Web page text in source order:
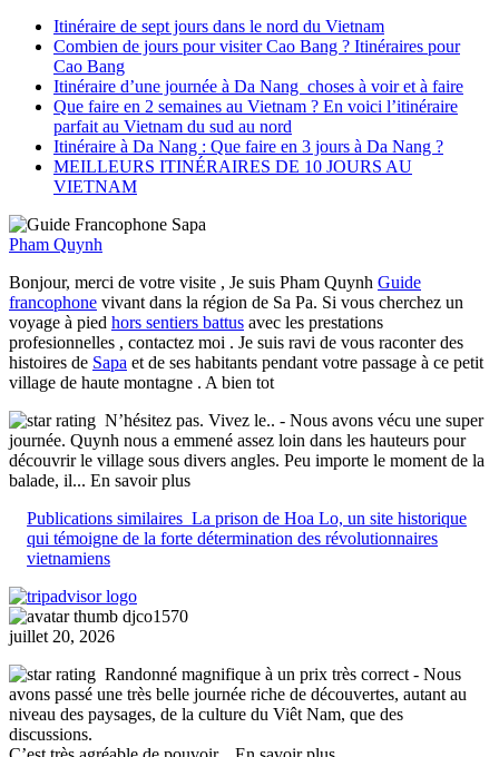
Itinéraire de sept jours dans le nord du Vietnam
Combien de jours pour visiter Cao Bang ? Itinéraires pour
Cao Bang
Itinéraire d’une journée à Da Nang choses à voir et à faire
Que faire en 2 semaines au Vietnam ? En voici l’itinéraire
parfait au Vietnam du sud au nord
Itinéraire à Da Nang : Que faire en 3 jours à Da Nang ?
MEILLEURS ITINÉRAIRES DE 10 JOURS AU
VIETNAM
Pham Quynh
Bonjour, merci de votre visite , Je suis Pham Quynh Guide
francophone vivant dans la région de Sa Pa. Si vous cherchez un
voyage à pied hors sentiers battus avec les prestations
profesionnelles , contactez moi . Je suis ravi de vous raconter des
histoires de Sapa et de ses habitants pendant votre passage à ce petit
village de haute montagne . A bien tot
N’hésitez pas. Vivez le.. - Nous avons vécu une super
journée. Quynh nous a emmené assez loin dans les hauteurs pour
découvrir le village sous divers angles. Peu importe le moment de la
balade, il... En savoir plus
Publications similaires La prison de Hoa Lo, un site historique
qui témoigne de la forte détermination des révolutionnaires
vietnamiens
djco1570
juillet 20, 2026
Randonné magnifique à un prix très correct - Nous
avons passé une très belle journée riche de découvertes, autant au
niveau des paysages, de la culture du Viêt Nam, que des
discussions.